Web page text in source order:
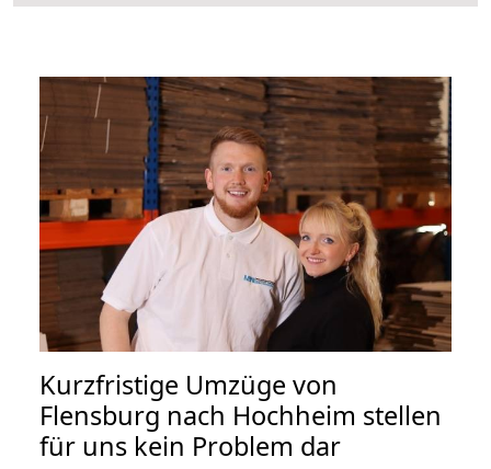
Kurzfristige Umzüge von
Flensburg nach Hochheim stellen
für uns kein Problem dar